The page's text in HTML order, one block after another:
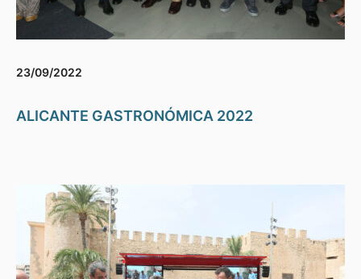
23/09/2022
ALICANTE GASTRONÓMICA 2022